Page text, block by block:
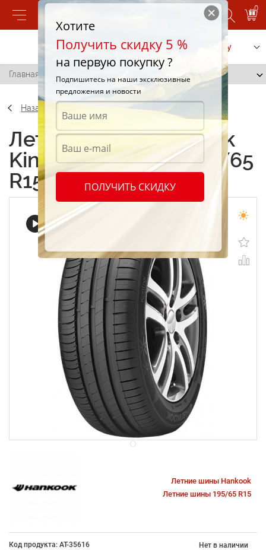
0
Позвонить Заказать услугу
Главная / Hankook Kinergy Eco K425 195/65 R15 91H
Назад
Летние шины Hankook
Kinergy Eco K425 195/65
R15 91H
Летние шины Hankook
Летние шины 195/65 R15
Код продукта: AT-35616 Нет в наличии
Хотите
Получить скидку 5 %
на первую покупку ?
Подпишитесь на наши эксклюзивные
предложения и новости
ПОЛУЧИТЬ СКИДКУ